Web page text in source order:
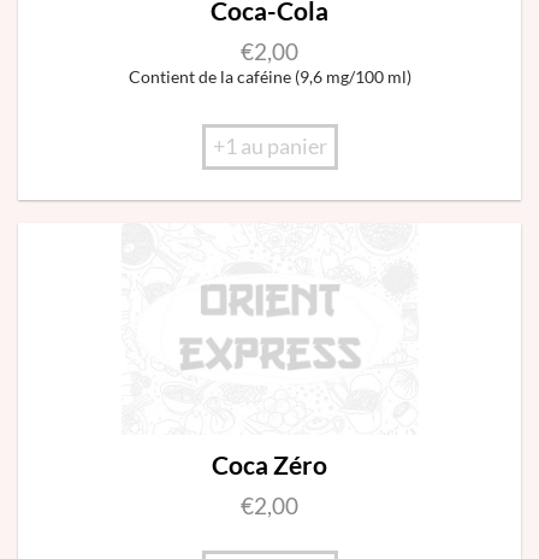
Coca-Cola
€2,00
Contient de la caféine (9,6 mg/100 ml)
+1 au panier
Coca Zéro
€2,00